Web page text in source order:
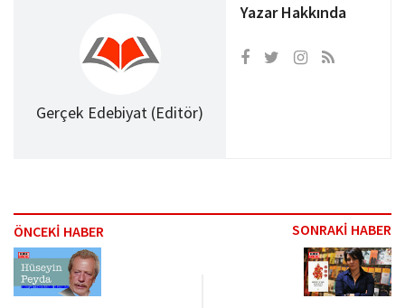
Gerçek Edebiyat (Editör)
Yazar Hakkında
ÖNCEKİ HABER SONRAKİ HABER